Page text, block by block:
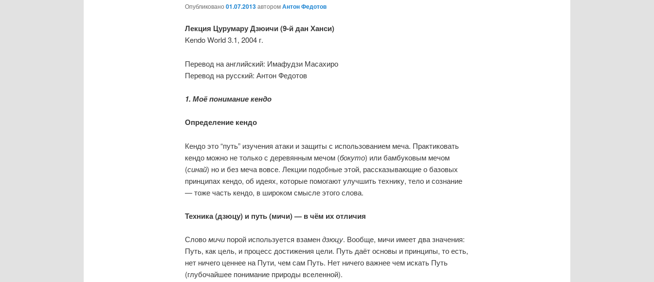
Опубликовано 01.07.2013авторомАнтон Федотов
Лекция Цурумару Дзюичи (9-й дан Ханси)
Kendo World 3.1, 2004 г.
Перевод на английский: Имафудзи Масахиро
Перевод на русский: Антон Федотов
1. Моё понимание кендо
Определение кендо
Кендо это “путь” изучения атаки и защиты с использованием меча. Практиковать
кендо можно не только с деревянным мечом (бокуто) или бамбуковым мечом
(синай) но и без меча вовсе. Лекции подобные этой, рассказывающие о базовых
принципах кендо, об идеях, которые помогают улучшить технику, тело и сознание
— тоже часть кендо, в широком смысле этого слова.
Техника (дзюцу) и путь (мичи) — в чём их отличия
Словомичипорой используется взамендзюцу. Вообще, мичи имеет два значения:
Путь, как цель, и процесс достижения цели. Путь даёт основы и принципы, то есть,
нет ничего ценнее на Пути, чем сам Путь. Нет ничего важнее чем искать Путь
(глубочайшее понимание природы вселенной).